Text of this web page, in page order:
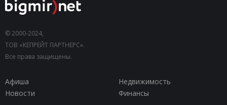
© 2000-2024,
ТОВ «КЕПРЕЙТ ПАРТНЕРС».
Все права защищены.
Афиша
Недвижимость
Новости
Финансы